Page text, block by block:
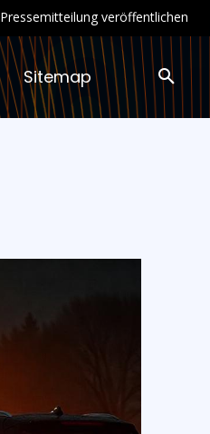
Pressemitteilung veröffentlichen
Sitemap